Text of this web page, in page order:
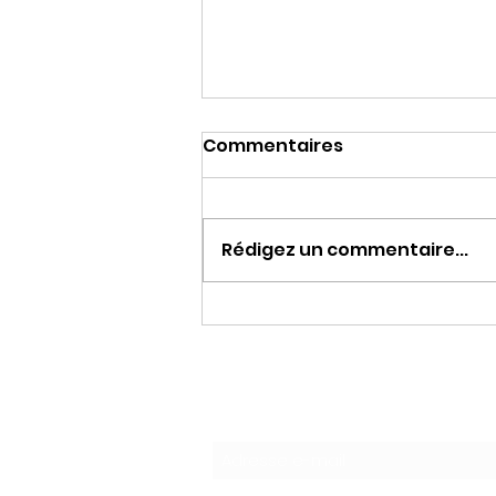
LA HAINE DE MACRON
Commentaires
Rédigez un commentaire...